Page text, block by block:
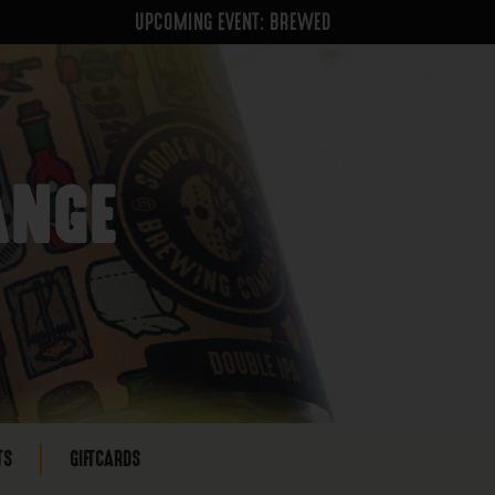
UPCOMING EVENT: BREWED
GIFTCARDS